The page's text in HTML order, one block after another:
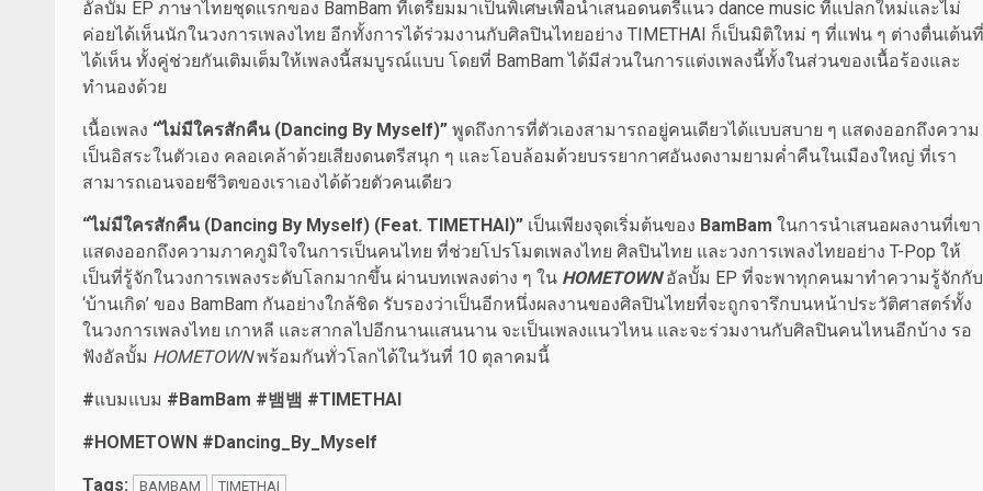
อัลบั้ม EP ภาษาไทยชุดแรกของ BamBam ที่เตรียมมาเป็นพิเศษเพื่อนำเสนอดนตรีแนว dance music ที่แปลกใหม่และไม่
ค่อยได้เห็นนักในวงการเพลงไทย อีกทั้งการได้ร่วมงานกับศิลปินไทยอย่าง TIMETHAI ก็เป็นมิติใหม่ ๆ ที่แฟน ๆ ต่างตื่นเต้นที่
ได้เห็น ทั้งคู่ช่วยกันเติมเต็มให้เพลงนี้สมบูรณ์แบบ โดยที่ BamBam ได้มีส่วนในการแต่งเพลงนี้ทั้งในส่วนของเนื้อร้องและ
ทำนองด้วย
เนื้อเพลง “ไม่มีใครสักคืน (Dancing By Myself)” พูดถึงการที่ตัวเองสามารถอยู่คนเดียวได้แบบสบาย ๆ แสดงออกถึงความ
เป็นอิสระในตัวเอง คลอเคล้าด้วยเสียงดนตรีสนุก ๆ และโอบล้อมด้วยบรรยากาศอันงดงามยามค่ำคืนในเมืองใหญ่ ที่เรา
สามารถเอนจอยชีวิตของเราเองได้ด้วยตัวคนเดียว
“ไม่มีใครสักคืน (Dancing By Myself) (Feat. TIMETHAI)” เป็นเพียงจุดเริ่มต้นของ BamBam ในการนำเสนอผลงานที่เขา
แสดงออกถึงความภาคภูมิใจในการเป็นคนไทย ที่ช่วยโปรโมตเพลงไทย ศิลปินไทย และวงการเพลงไทยอย่าง T-Pop ให้
เป็นที่รู้จักในวงการเพลงระดับโลกมากขึ้น ผ่านบทเพลงต่าง ๆ ใน HOMETOWNอัลบั้ม EP ที่จะพาทุกคนมาทำความรู้จักกับ
‘บ้านเกิด’ ของ BamBam กันอย่างใกล้ชิด รับรองว่าเป็นอีกหนึ่งผลงานของศิลปินไทยที่จะถูกจารึกบนหน้าประวัติศาสตร์ทั้ง
ในวงการเพลงไทย เกาหลี และสากลไปอีกนานแสนนาน จะเป็นเพลงแนวไหน และจะร่วมงานกับศิลปินคนไหนอีกบ้าง รอ
ฟังอัลบั้ม HOMETOWNพร้อมกันทั่วโลกได้ในวันที่ 10 ตุลาคมนี้
#แบมแบม #BamBam #뱀뱀 #TIMETHAI
#HOMETOWN #Dancing_By_Myself
Tags: BAMBAM TIMETHAI